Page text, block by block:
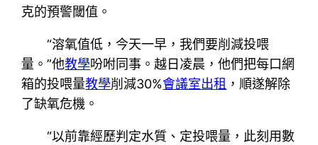
克的預警閾值。
“溶氧值低，今天一早，我們要削減投喂
量。”他教學吩咐同事。越日凌晨，他們把每口網
箱的投喂量教學削減30%會議室出租 ，順遂解除
了缺氧危機。
“以前靠經歷判定水質、定投喂量，此刻用數